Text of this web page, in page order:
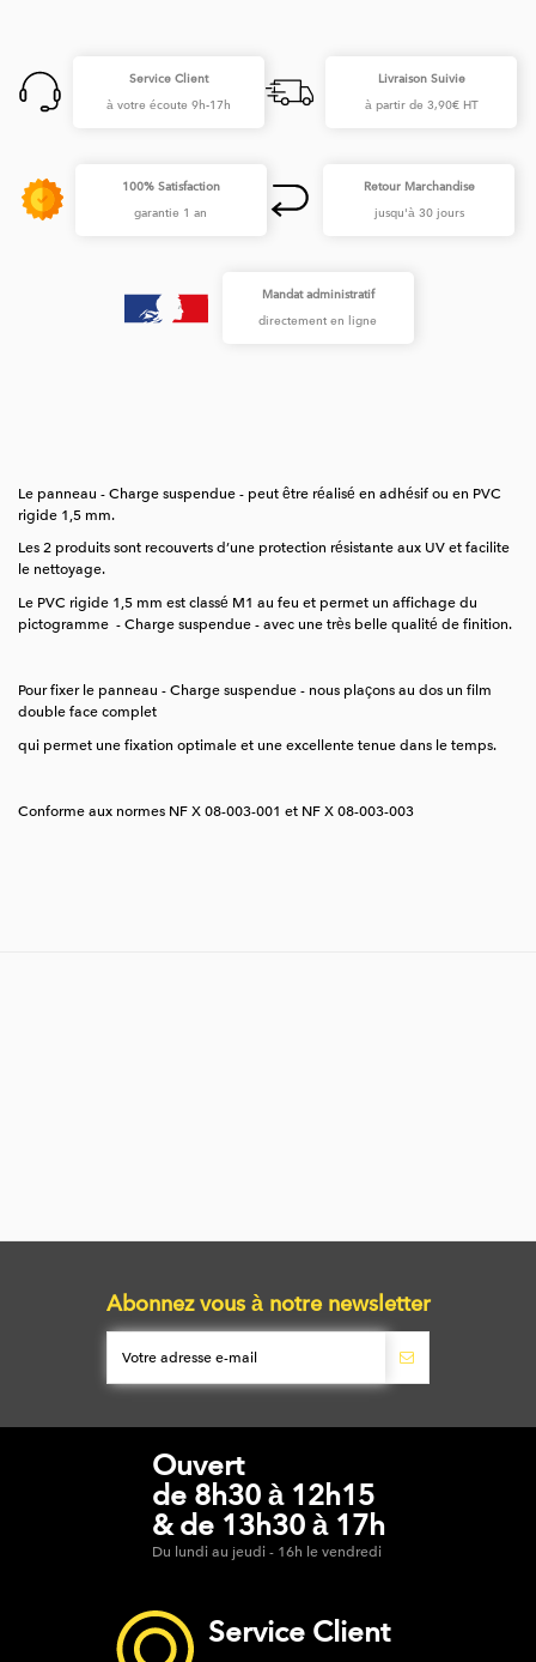
Service Client
à votre écoute 9h-17h
Livraison Suivie
à partir de 3,90€ HT
100% Satisfaction
garantie 1 an
Retour Marchandise
jusqu'à 30 jours
Mandat administratif
directement en ligne
Le panneau - Charge suspendue - peut être réalisé en adhésif ou en PVC
rigide 1,5 mm.
Les 2 produits sont recouverts d’une protection résistante aux UV et facilite
le nettoyage.
Le PVC rigide 1,5 mm est classé M1 au feu et permet un affichage du
pictogramme - Charge suspendue - avec une très belle qualité de finition.
Pour fixer le panneau - Charge suspendue - nous plaçons au dos un film
double face complet
qui permet une fixation optimale et une excellente tenue dans le temps.
Conforme aux normes NF X 08-003-001 et NF X 08-003-003
Abonnez vous à notre newsletter
Ouvert
de 8h30 à 12h15
& de 13h30 à 17h
Du lundi au jeudi - 16h le vendredi
Service Client